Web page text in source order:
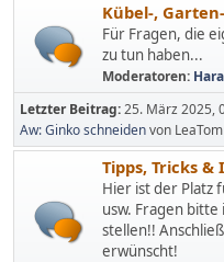
Kübel-,
Für Fragen, die
zu tun haben...
Moderatoren:
Letzter Beitrag:25. März 2025,
Aw: Ginko schneidenvon LeaTom
Tipps, Tricks &
Hier ist der Platz
usw. Fragen
stellen!!
erwünscht!